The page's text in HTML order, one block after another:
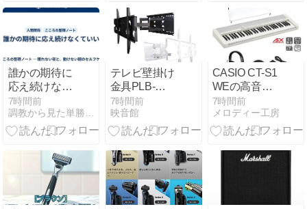
ダから
誰かの期待に
応え続けなく
ていい
7時間前
テレビ壁掛け
金具PLB-
137Mの選び方
と設置ガイド
7時間前
映音館
CASIO CT-S1
WEの高音質
コンパクト電
子ピアノ
7時間前
メロディー工房